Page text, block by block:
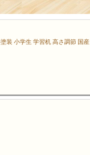
装 小学生 学習机 高さ調節 国産